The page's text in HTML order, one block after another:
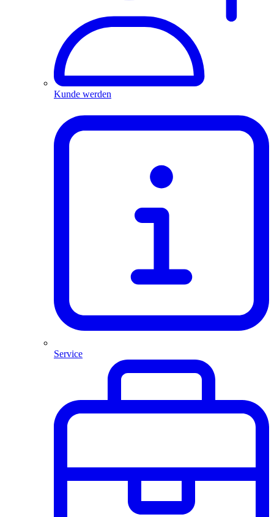
Kunde werden
Service